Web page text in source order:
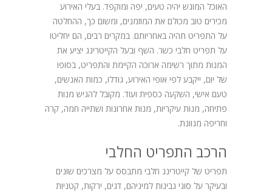
האוכל המוגש יהיה טעים, יפה ומוקפד. בעלי האירוע
מכירים טוב מכולם את המוזמנים, ומשום כך, ההחלטה
על התפריט תהיה באחריותם. במקרים רבים, הם יחליטו
על תפריט חלבי כשר. השף ובעל הקייטרינג יציע את
המנות מתוך רשימה ארוכה הקיימת והתפריט, בסופו
של יום, ייקבע לפי אופי האירוע, גודלו, כמות האנשים,
טעם אישי, השקעה כספית ועוד. מקובל להגיש מנות
פתיחה, מנות עיקריות, מנות אחרונות ושתייה חמה, קרה
וחריפה מגוונת.
הרכב התפריט החלבי
תפריט של קייטרינג חלבי מתבסס על מצרכים שונים
ובעיקר על סוגי גבינות למיניהם, דגים, ירקות, קטניות